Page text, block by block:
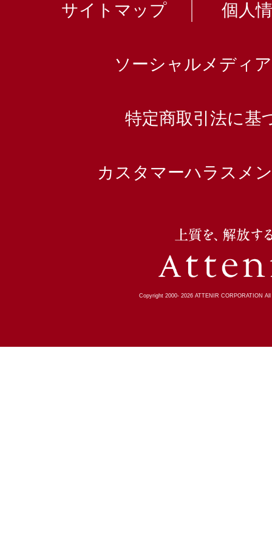
サイトマップ 個人
ソーシャルメディ
特定商取引法に基
カスタマーハラスメ
Copyright 2000- 2026ATTENIR CORPORATION